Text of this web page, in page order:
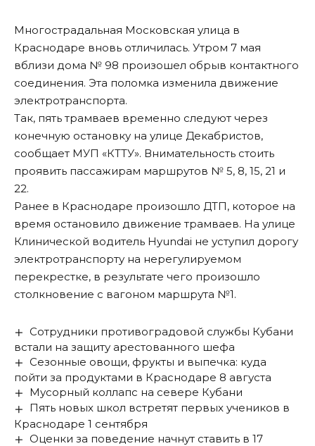
Многострадальная Московская улица в
Краснодаре вновь отличилась. Утром 7 мая
вблизи дома № 98 произошел обрыв контактного
соединения. Эта поломка изменила движение
электротранспорта.
Так, пять трамваев временно следуют через
конечную остановку на улице Декабристов,
сообщает МУП «КТТУ». Внимательность стоить
проявить пассажирам маршрутов № 5, 8, 15, 21 и
22.
Ранее в Краснодаре произошло ДТП, которое на
время остановило движение трамваев. На улице
Клинической водитель Hyundai не уступил дорогу
электротранспорту на нерегулируемом
перекрестке, в результате чего произошло
столкновение с вагоном маршрута №1.
Сотрудники противоградовой службы Кубани
встали на защиту арестованного шефа
Сезонные овощи, фрукты и выпечка: куда
пойти за продуктами в Краснодаре 8 августа
Мусорный коллапс на севере Кубани
Пять новых школ встретят первых учеников в
Краснодаре 1 сентября
Оценки за поведение начнут ставить в 17